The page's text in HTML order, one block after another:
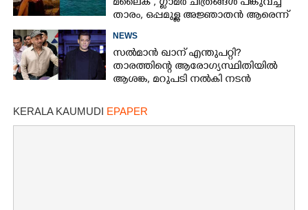
മലൈക ,​ ഗ്ലാമർ ചിത്രങ്ങൾ പങ്കുവച്ച്
താരം,​ ഒപ്പമുള്ള അജ്ഞാതൻ ആരെന്ന്
ആരാധകർ
NEWS
സൽമാൻ ഖാന് എന്തുപറ്റി?
താരത്തിന്റെ ആരോഗ്യസ്ഥിതിയിൽ
ആശങ്ക, മറുപടി നൽകി നടൻ
KERALA KAUMUDI EPAPER